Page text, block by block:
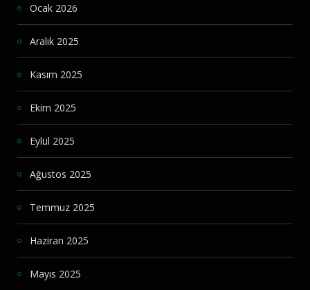
Ocak 2026
Aralık 2025
Kasım 2025
Ekim 2025
Eylül 2025
Ağustos 2025
Temmuz 2025
Haziran 2025
Mayıs 2025